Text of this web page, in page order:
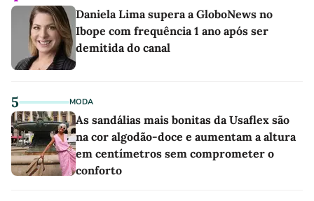
Daniela Lima supera a GloboNews no
Ibope com frequência 1 ano após ser
demitida do canal
5 MODA
As sandálias mais bonitas da Usaflex são
na cor algodão-doce e aumentam a altura
em centímetros sem comprometer o
conforto